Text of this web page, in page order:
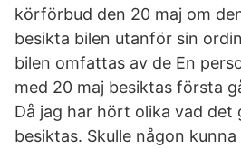
körförbud den 20 maj om
besikta bilen utanför sin
bilen omfattas av de En
med 20 maj besiktas första
Då jag har hört olika vad det
besiktas. Skulle någon kunna